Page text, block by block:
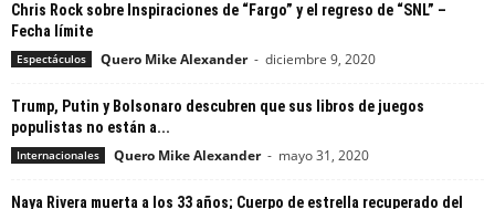
Chris Rock sobre Inspiraciones de “Fargo” y el regreso de “SNL” –
Fecha límite
Espectáculos Quero Mike Alexander - diciembre 9, 2020
Trump, Putin y Bolsonaro descubren que sus libros de juegos
populistas no están a...
Internacionales Quero Mike Alexander - mayo 31, 2020
Naya Rivera muerta a los 33 años; Cuerpo de estrella recuperado del